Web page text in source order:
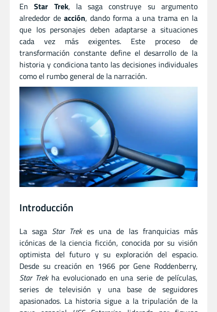
EnStar Trek, la saga construye su argumento
alrededor deacción, dando forma a una trama en la
que los personajes deben adaptarse a situaciones
cada vez más exigentes. Este proceso de
transformación constante define el desarrollo de la
historia y condiciona tanto las decisiones individuales
como el rumbo general de la narración.
Introducción
La saga Star Trekes una de las franquicias más
icónicas de la ciencia ficción, conocida por su visión
optimista del futuro y su exploración del espacio.
Desde su creación en 1966 por Gene Roddenberry,
Star Trekha evolucionado en una serie de películas,
series de televisión y una base de seguidores
apasionados. La historia sigue a la tripulación de la